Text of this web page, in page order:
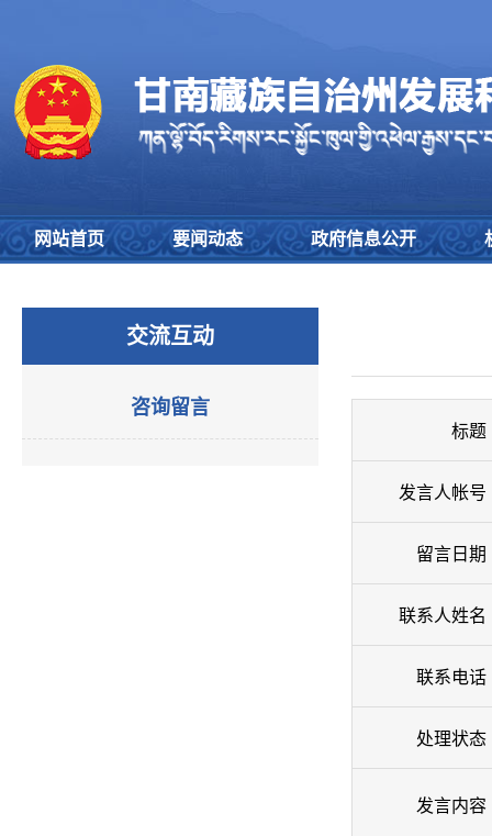
网站首页 要闻动态 政府信息公开
交流互动
咨询留言
标题
发言人帐号
留言日期
联系人姓名
联系电话
处理状态
发言内容